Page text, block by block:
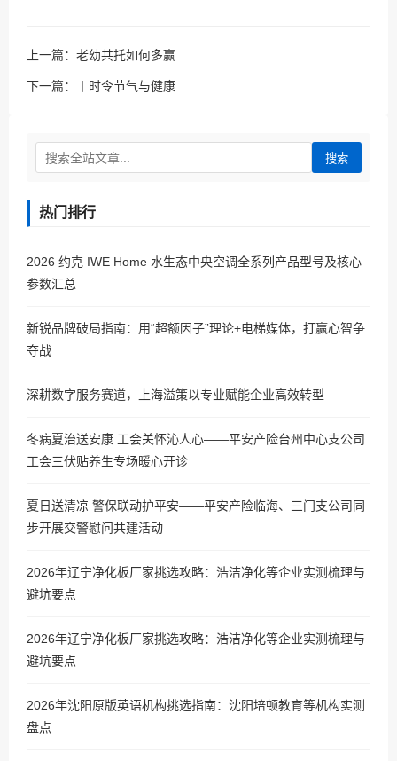
上一篇： 老幼共托如何多赢
下一篇： 丨时令节气与健康
搜索
热门排行
2026 约克 IWE Home 水生态中央空调全系列产品型号及核心
参数汇总
新锐品牌破局指南：用“超额因子”理论+电梯媒体，打赢心智争
夺战
深耕数字服务赛道，上海溢策以专业赋能企业高效转型
冬病夏治送安康 工会关怀沁人心——平安产险台州中心支公司
工会三伏贴养生专场暖心开诊
夏日送清凉 警保联动护平安——平安产险临海、三门支公司同
步开展交警慰问共建活动
2026年辽宁净化板厂家挑选攻略：浩洁净化等企业实测梳理与
避坑要点
2026年辽宁净化板厂家挑选攻略：浩洁净化等企业实测梳理与
避坑要点
2026年沈阳原版英语机构挑选指南：沈阳培顿教育等机构实测
盘点